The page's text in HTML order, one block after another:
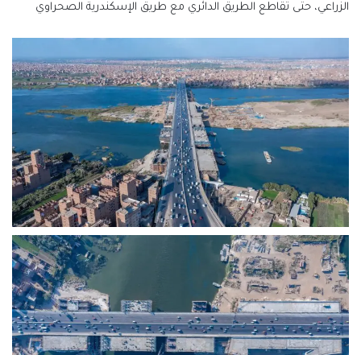
الزراعي، حتى تقاطع الطريق الدائري مع طريق الإسكندرية الصحراوي